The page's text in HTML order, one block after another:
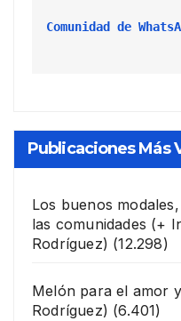
Comunidad de
Publicaciones Más
Los buenos
las comunidades (+
Rodríguez) (12.298)
Melón para el amor
Rodríguez) (6.401)